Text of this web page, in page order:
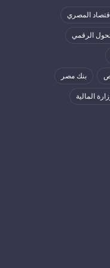
المصري
الرقمي
بنك مصر
المالية